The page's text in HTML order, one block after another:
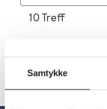
Samtykke
10 Treff